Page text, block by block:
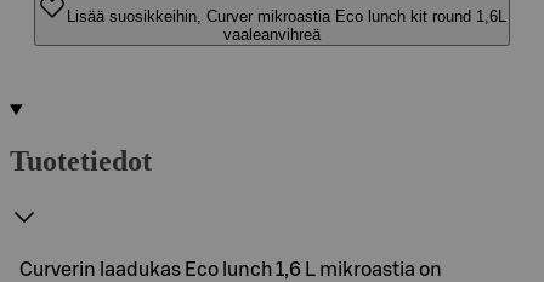
Lisää suosikkeihin, Curver mikroastia Eco lunch kit round 1,6L
vaaleanvihreä
Tuotetiedot
Curverin laadukas Eco lunch 1,6 L mikroastia on